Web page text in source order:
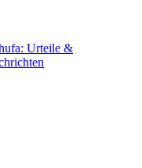
Urteile &